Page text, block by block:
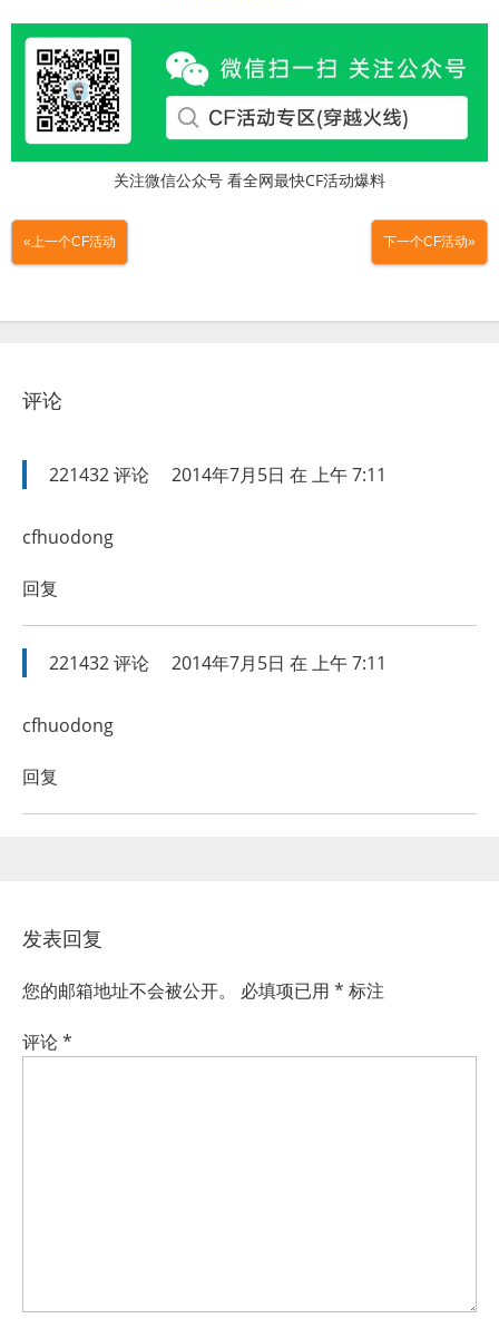
关注微信公众号 看全网最快CF活动爆料
«上一个CF活动 下一个CF活动»
评论
221432评论 2014年7月5日 在 上午 7:11
cfhuodong
回复
221432评论 2014年7月5日 在 上午 7:11
cfhuodong
回复
发表回复
您的邮箱地址不会被公开。 必填项已用 * 标注
评论*